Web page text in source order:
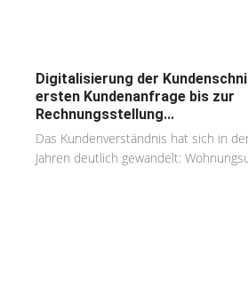
Digitalisierung der
ersten Kundenanfrage bis zur
Rechnungsstellung...
Das Kundenverständnis hat sich in
Jahren deutlich gewandelt: